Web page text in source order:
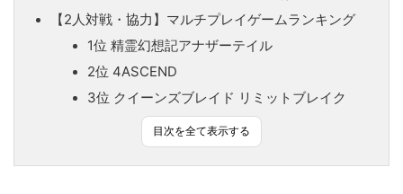
【2人対戦・協力】マルチプレイゲームランキング
1位 精霊幻想記アナザーテイル
2位 4ASCEND
3位 クイーンズブレイド リミットブレイク
目次を全て表示する